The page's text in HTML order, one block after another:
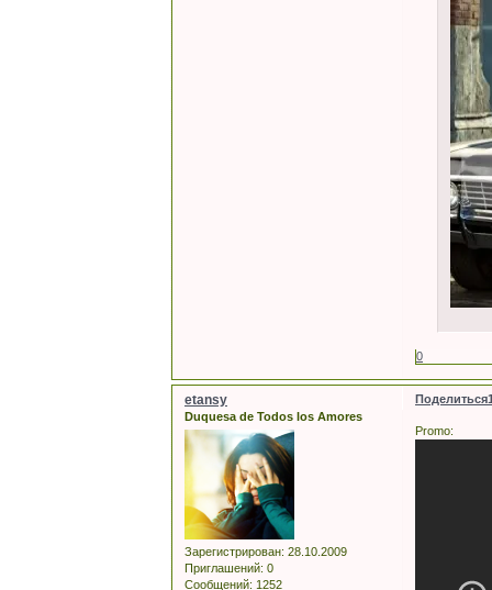
0
Поделиться
etansy
Duquesa de Todos los Amores
Зарегистрирован: 28.10.2009
Приглашений: 0
Сообщений: 1252
Promo: